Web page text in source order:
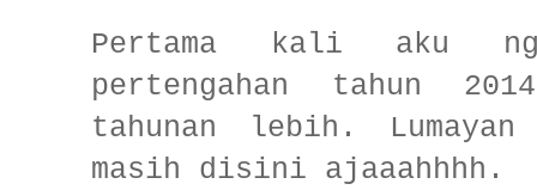
Pertama kali aku
pertengahan tahun
tahunan lebih.
masih disini ajaaahhhh.